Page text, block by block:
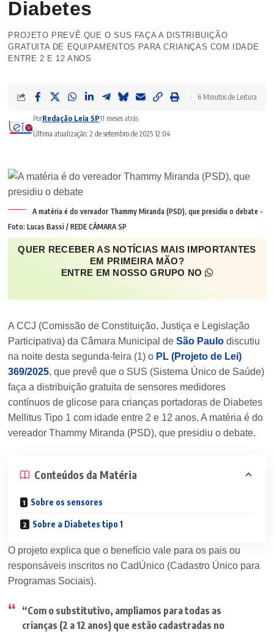
Diabetes
PROJETO PREVÊ QUE O SUS FAÇA A DISTRIBUIÇÃO
GRATUITA DE EQUIPAMENTOS PARA CRIANÇAS COM IDADE
ENTRE 2 E 12 ANOS
Última atualização: 2 de setembro de 2025 12:04
PorRedação Leia SP11 meses atrás
6 Minutos de Leitura
A matéria é do vereador Thammy Miranda (PSD), que presidiu o debate -
Foto: Lucas Bassi / REDE CÂMARA SP
QUER RECEBER AS NOTÍCIAS MAIS IMPORTANTES
EM PRIMEIRA MÃO?
ENTRE EM NOSSO GRUPO NO
A CCJ (Comissão de Constituição, Justiça e Legislação
Participativa) da Câmara Municipal deSão Paulo discutiu
na noite desta segunda-feira (1) o PL (Projeto de Lei)
369/2025, que prevê que o SUS (Sistema Único de Saúde)
faça a distribuição gratuita de sensores medidores
contínuos de glicose para crianças portadoras de Diabetes
Mellitus Tipo 1 com idade entre 2 e 12 anos. A matéria é do
vereador Thammy Miranda (PSD), que presidiu o debate.
Conteúdos da Matéria
Sobre os sensores
Sobre a Diabetes tipo 1
O projeto explica que o benefício vale para os pais ou
responsáveis inscritos no CadÚnico (Cadastro Único para
Programas Sociais).
“Com o substitutivo, ampliamos para todas as
crianças (2 a 12 anos) que estão cadastradas no